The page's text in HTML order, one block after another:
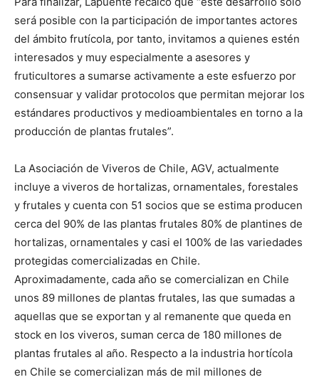
será posible con la participación de importantes actores
del ámbito frutícola, por tanto, invitamos a quienes estén
interesados y muy especialmente a asesores y
fruticultores a sumarse activamente a este esfuerzo por
consensuar y validar protocolos que permitan mejorar los
estándares productivos y medioambientales en torno a la
producción de plantas frutales”.
La Asociación de Viveros de Chile, AGV, actualmente
incluye a viveros de hortalizas, ornamentales, forestales
y frutales y cuenta con 51 socios que se estima producen
cerca del 90% de las plantas frutales 80% de plantines de
hortalizas, ornamentales y casi el 100% de las variedades
protegidas comercializadas en Chile.
Aproximadamente, cada año se comercializan en Chile
unos 89 millones de plantas frutales, las que sumadas a
aquellas que se exportan y al remanente que queda en
stock en los viveros, suman cerca de 180 millones de
plantas frutales al año. Respecto a la industria hortícola
en Chile se comercializan más de mil millones de